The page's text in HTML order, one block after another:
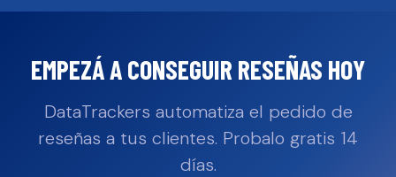
EMPEZÁ A CONSEGUIR RESEÑAS HOY
DataTrackers automatiza el pedido de
reseñas a tus clientes. Probalo gratis 14
días.